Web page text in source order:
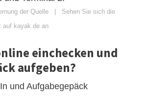
der Quelle | Sehen Sie sich die
auf kayak.de an
einchecken und
aufgeben?
und Aufgabegepäck